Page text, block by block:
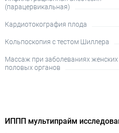
(парацервикальная)
Кардиотокография плода
Кольпоскопия с тестом Шиллера
Массаж при заболеваниях женских
половых органов
ИППП мультипрайм